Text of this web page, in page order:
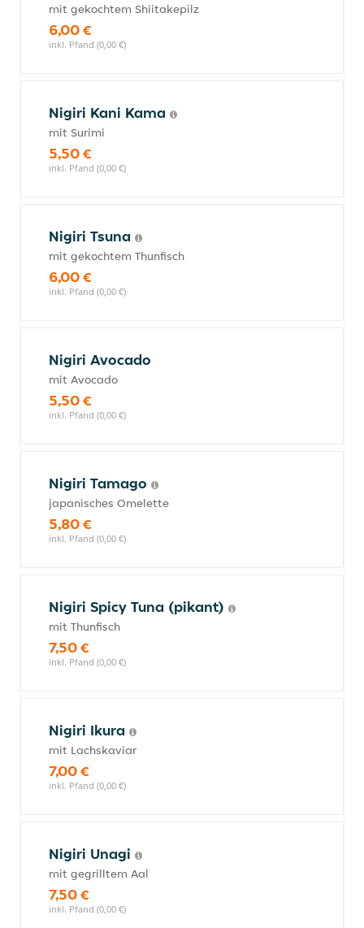
mit gekochtem Shiitakepilz
6,00 €
inkl. Pfand (0,00 €)
Nigiri Kani Kama
mit Surimi
5,50 €
inkl. Pfand (0,00 €)
Nigiri Tsuna
mit gekochtem Thunfisch
6,00 €
inkl. Pfand (0,00 €)
Nigiri Avocado
mit Avocado
5,50 €
inkl. Pfand (0,00 €)
Nigiri Tamago
japanisches Omelette
5,80 €
inkl. Pfand (0,00 €)
Nigiri Spicy Tuna (pikant)
mit Thunfisch
7,50 €
inkl. Pfand (0,00 €)
Nigiri Ikura
mit Lachskaviar
7,00 €
inkl. Pfand (0,00 €)
Nigiri Unagi
mit gegrilltem Aal
7,50 €
inkl. Pfand (0,00 €)